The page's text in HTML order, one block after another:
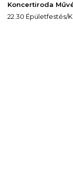
Koncertiroda
22.30 Épületfestés/